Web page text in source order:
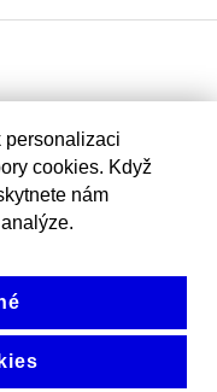
personalizaci
cookies. Když
nám